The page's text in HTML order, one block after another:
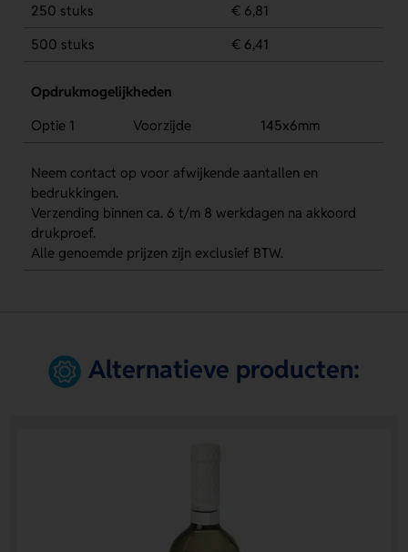
250 stuks
€ 6,81
500 stuks
€ 6,41
Opdrukmogelijkheden
Optie 1
Voorzijde 145x6mm
Neem contact op voor afwijkende aantallen en
bedrukkingen.
Verzending binnen ca. 6 t/m 8 werkdagen na akkoord
drukproef.
Alle genoemde prijzen zijn exclusief BTW.
Alternatieve producten: